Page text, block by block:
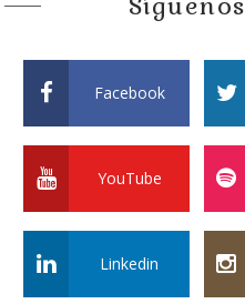
Facebook
YouTube
Linkedin